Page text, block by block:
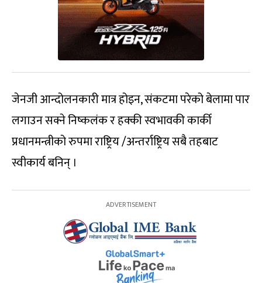
जेनजी आन्दोलनकारी मात्र होइन, संकटमा परेको बेलामा पार
लगाउन सक्ने निष्कलंक र हक्की स्वभावकी कार्की
प्रधानमन्त्रीको रुपमा राष्ट्रिय /अन्तर्राष्ट्रिय सबै तहबाट
स्वीकार्य बनिन् ।